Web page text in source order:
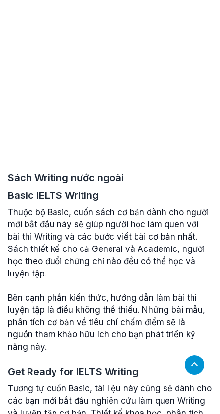
Sách Writing nước ngoài
Basic IELTS Writing
Thuộc bộ Basic, cuốn sách cơ bản dành cho người
mới bắt đầu này sẽ giúp người học làm quen với
bài thi Writing và các bước viết bài cơ bản nhất.
Sách thiết kế cho cả General và Academic, người
học theo đuổi chứng chỉ nào đều có thể học và
luyện tập.
Bên cạnh phần kiến thức, hướng dẫn làm bài thì
luyện tập là điều không thể thiếu. Những bài mẫu,
phân tích cơ bản về tiêu chí chấm điểm sẽ là
nguồn tham khảo hữu ích cho bạn phát triển kỹ
năng này.
Get Ready for IELTS Writing
Tương tự cuốn Basic, tài liệu này cũng sẽ dành cho
các bạn mới bắt đầu nghiên cứu làm quen Writing